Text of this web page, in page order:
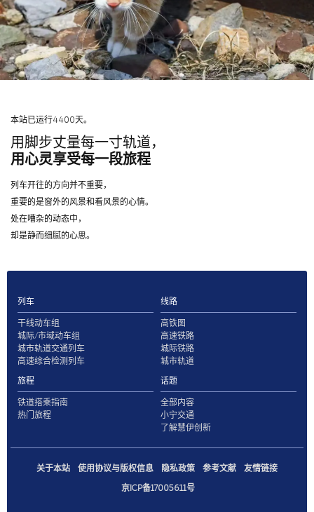
本站已运行4400天。
用脚步丈量每一寸轨道，
用心灵享受每一段旅程
列车开往的方向并不重要，
重要的是窗外的风景和看风景的心情。
处在嘈杂的动态中，
却是静而细腻的心思。
列车
干线动车组
城际/市域动车组
城市轨道交通列车
高速综合检测列车
线路
高铁图
高速铁路
城际铁路
城市轨道
旅程
铁道搭乘指南
热门旅程
话题
全部内容
小宁交通
了解慧伊创新
关于本站 使用协议与版权信息 隐私政策 参考文献
友情链接
京ICP备17005611号